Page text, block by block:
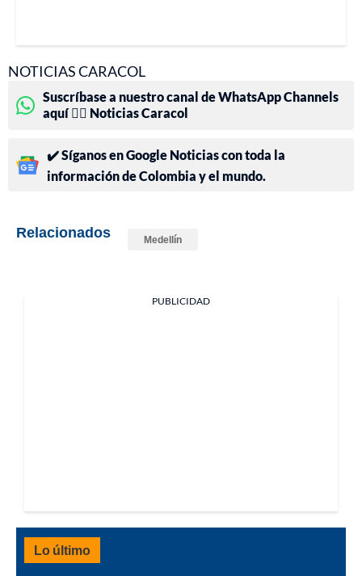
NOTICIAS CARACOL
Suscríbase a nuestro canal de WhatsApp Channels
aquí 👉🏻 Noticias Caracol
✔️ Síganos en Google Noticias con toda la
información de Colombia y el mundo.
Relacionados Medellín
PUBLICIDAD
Lo último